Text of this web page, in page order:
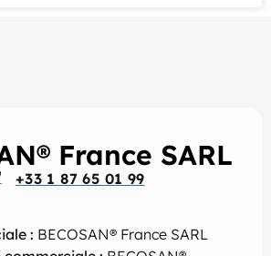
France SARL
+33 1 87 65 01 99
: BECOSAN® France SARL